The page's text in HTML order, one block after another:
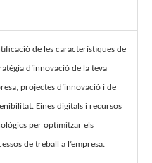
de les característiques de
d’innovació de la teva
projectes d’innovació i de
Eines digitals i recursos
per optimitzar els
de treball a l’empresa.